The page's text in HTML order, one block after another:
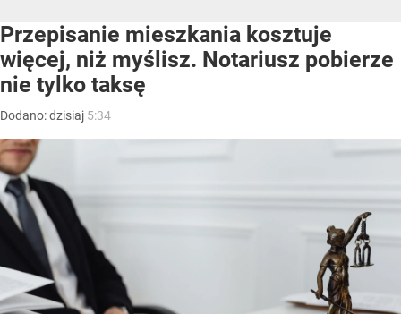
Przepisanie mieszkania kosztuje
więcej, niż myślisz. Notariusz pobierze
nie tylko taksę
Dodano:dzisiaj 5:34